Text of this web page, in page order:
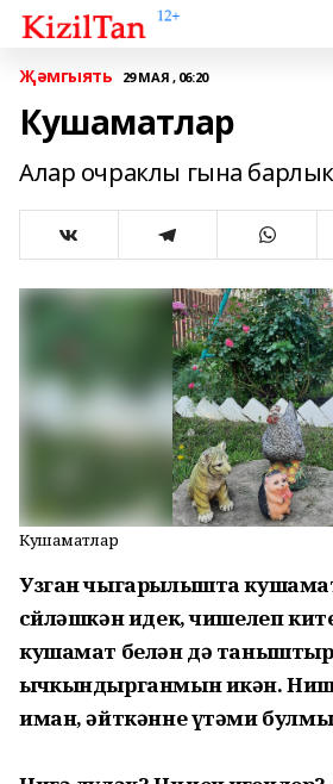
Җәмгыять 29 МАЯ , 06:20
Кушаматлар
Алар очраклы гына
Кушаматлар
Узган чыгарылышта
сөйлә­шкән идек, чишелеп
кушамат белән дә
ычкындырганмын икән.
иман, әйткәнне үтәми